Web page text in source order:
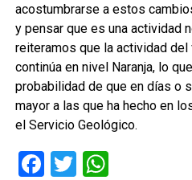
acostumbrarse a estos
y pensar que es una actividad
reiteramos que la actividad del
continúa en nivel Naranja, lo
probabilidad de que en días o
mayor a las que ha hecho en
el Servicio Geológico.
Facebook
Twitter